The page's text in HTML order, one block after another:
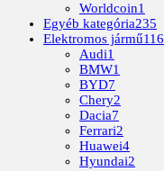
Worldcoin1
Egyéb kategória235
Elektromos jármű116
Audi1
BMW1
BYD7
Chery2
Dacia7
Ferrari2
Huawei4
Hyundai2